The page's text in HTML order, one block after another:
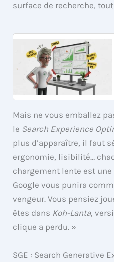
surface de recherche,
Mais ne vous emballez
le Search Experience
plus d’apparaître, il faut
ergonomie, lisibilité…
chargement lente est
Google vous punira
vengeur. Vous pensiez
êtes dans Koh-Lanta,
clique a perdu. »
SGE : Search Generative